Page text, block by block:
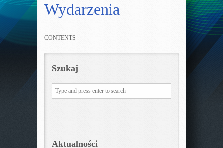
Wydarzenia
CONTENTS
Szukaj
Aktualności